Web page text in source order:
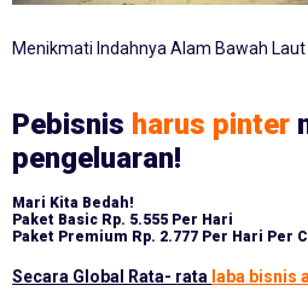
Menikmati Indahnya Alam Bawah Laut
Pebisnis harus pinter
pengeluaran!
Mari Kita Bedah!
Paket Basic Rp. 5.555 Per Hari
Paket Premium Rp. 2.777 Per Hari Per
Secara Global Rata- rata laba bisnis